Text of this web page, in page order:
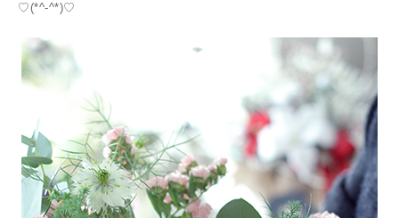
♡(*^-^*)♡